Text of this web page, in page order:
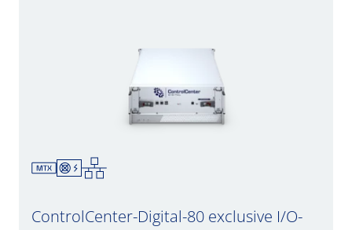
ControlCenter-Digital-80 exclusive I/O-